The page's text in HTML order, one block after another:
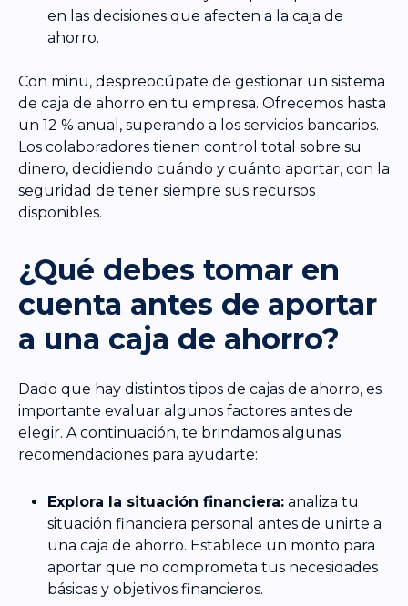
en las decisiones que afecten a la caja de
ahorro.
Con minu, despreocúpate de gestionar un sistema
de caja de ahorro en tu empresa. Ofrecemos hasta
un 12 % anual, superando a los servicios bancarios.
Los colaboradores tienen control total sobre su
dinero, decidiendo cuándo y cuánto aportar, con la
seguridad de tener siempre sus recursos
disponibles.
¿Qué debes tomar en
cuenta antes de aportar
a una caja de ahorro?
Dado que hay distintos tipos de cajas de ahorro, es
importante evaluar algunos factores antes de
elegir. A continuación, te brindamos algunas
recomendaciones para ayudarte:
Explora la situación financiera: analiza tu
situación financiera personal antes de unirte a
una caja de ahorro. Establece un monto para
aportar que no comprometa tus necesidades
básicas y objetivos financieros.